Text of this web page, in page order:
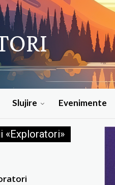
Slujire Evenimente
«Exploratori»